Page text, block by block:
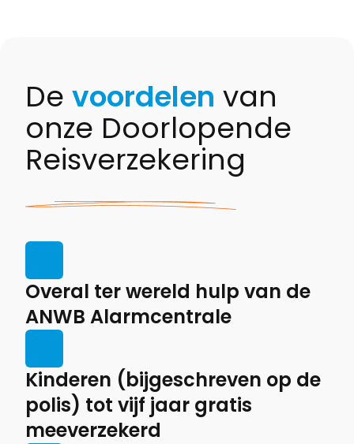
De voordelen van
onze Doorlopende
Reisverzekering
Overal ter wereld hulp van de
ANWB Alarmcentrale
Kinderen (bijgeschreven op de
polis) tot vijf jaar gratis
meeverzekerd